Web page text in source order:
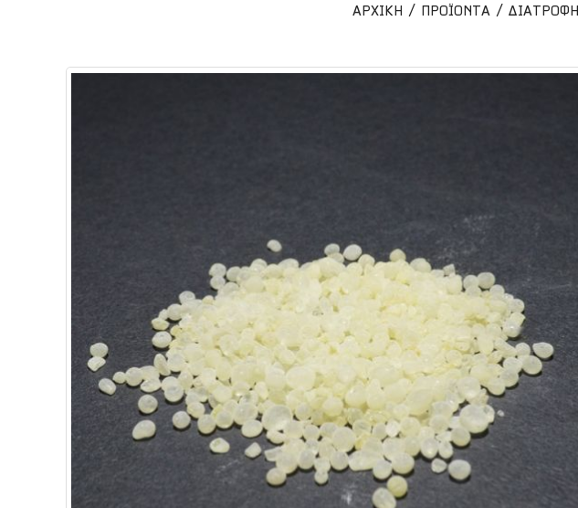
ΑΙΘΕΡΙΑ ΕΛΑΙΑ
ΚΑΛΛΥΝΤΙΚΑ
ΒΙΟΛΟΓΙΚΑ
ΕΚΚΛΗΣΙΑΣΤΙΚΑ
ΑΡΧΙΚΉ ΠΡΟΪΟΝΤΑ ΔΙΑΤΡΟΦΗ